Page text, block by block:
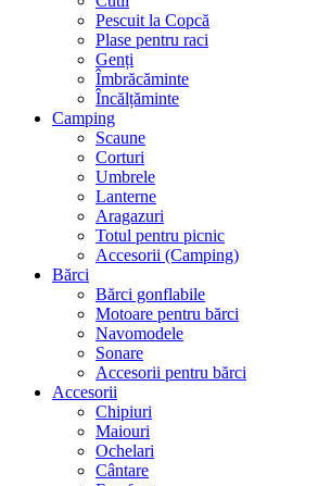
Pescuit la Copcă
Plase pentru raci
Genți
Îmbrăcăminte
Încălțăminte
Camping
Scaune
Corturi
Umbrele
Lanterne
Aragazuri
Totul pentru picnic
Accesorii (Camping)
Bărci
Bărci gonflabile
Motoare pentru bărci
Navomodele
Sonare
Accesorii pentru bărci
Accesorii
Chipiuri
Maiouri
Ochelari
Cântare